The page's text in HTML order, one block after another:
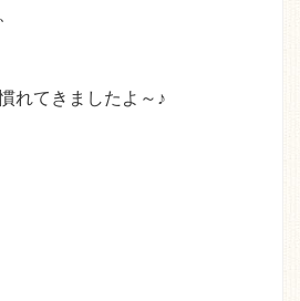
れてきましたよ～♪